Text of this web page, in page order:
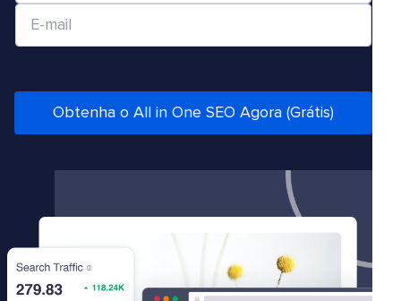
/
e
l
Obtenha o All in One SEO Agora (Grátis)